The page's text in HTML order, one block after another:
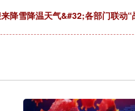
降雪降温天气&#32;各部门联动